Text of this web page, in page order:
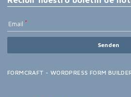
Email
Senden
FORMCRAFT - WORDPRESS FORM